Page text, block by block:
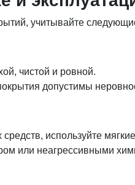
учитывайте
чистой и ровной.
допустимы
средств, используйте
или неагрессивными